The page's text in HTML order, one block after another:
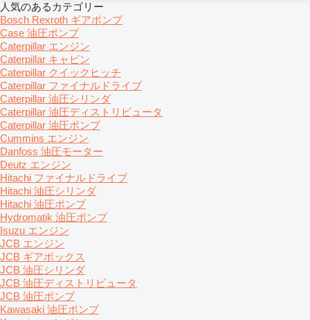
人気のあるカテゴリー
Bosch Rexroth ギアポンプ
Case 油圧ポンプ
Caterpillar エンジン
Caterpillar キャビン
Caterpillar クイックヒッチ
Caterpillar ファイナルドライブ
Caterpillar 油圧シリンダ
Caterpillar 油圧ディストリビュータ
Caterpillar 油圧ポンプ
Cummins エンジン
Danfoss 油圧モーター
Deutz エンジン
Hitachi ファイナルドライブ
Hitachi 油圧シリンダ
Hitachi 油圧ポンプ
Hydromatik 油圧ポンプ
Isuzu エンジン
JCB エンジン
JCB ギアボックス
JCB 油圧シリンダ
JCB 油圧ディストリビュータ
JCB 油圧ポンプ
Kawasaki 油圧ポンプ